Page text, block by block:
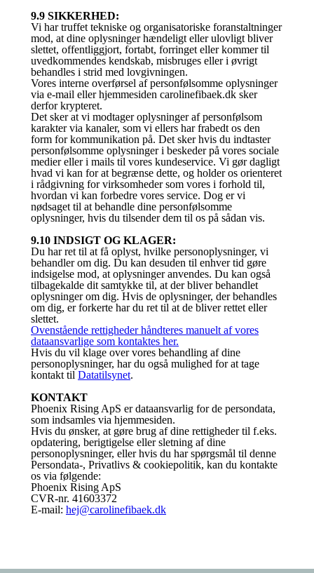
9.9 SIKKERHED:
Vi har truffet tekniske og organisatoriske foranstaltninger
mod, at dine oplysninger hændeligt eller ulovligt bliver
slettet, offentliggjort, fortabt, forringet eller kommer til
uvedkommendes kendskab, misbruges eller i øvrigt
behandles i strid med lovgivningen.
Vores interne overførsel af personfølsomme oplysninger
via e-mail eller hjemmesiden carolinefibaek.dk sker
derfor krypteret.
Det sker at vi modtager oplysninger af personfølsom
karakter via kanaler, som vi ellers har frabedt os den
form for kommunikation på. Det sker hvis du indtaster
personfølsomme oplysninger i beskeder på vores sociale
medier eller i mails til vores kundeservice. Vi gør dagligt
hvad vi kan for at begrænse dette, og holder os orienteret
i rådgivning for virksomheder som vores i forhold til,
hvordan vi kan forbedre vores service. Dog er vi
nødsaget til at behandle dine personfølsomme
oplysninger, hvis du tilsender dem til os på sådan vis.
9.10 INDSIGT OG KLAGER:
Du har ret til at få oplyst, hvilke personoplysninger, vi
behandler om dig. Du kan desuden til enhver tid gøre
indsigelse mod, at oplysninger anvendes. Du kan også
tilbagekalde dit samtykke til, at der bliver behandlet
oplysninger om dig. Hvis de oplysninger, der behandles
om dig, er forkerte har du ret til at de bliver rettet eller
slettet.
Ovenstående rettigheder håndteres manuelt af vores
dataansvarlige som kontaktes her.
Hvis du vil klage over vores behandling af dine
personoplysninger, har du også mulighed for at tage
kontakt til Datatilsynet.
KONTAKT
Phoenix Rising ApS er dataansvarlig for de persondata,
som indsamles via hjemmesiden.
Hvis du ønsker, at gøre brug af dine rettigheder til f.eks.
opdatering, berigtigelse eller sletning af dine
personoplysninger, eller hvis du har spørgsmål til denne
Persondata-, Privatlivs & cookiepolitik, kan du kontakte
os via følgende:
Phoenix Rising ApS
CVR-nr. 41603372
E-mail: hej@carolinefibaek.dk